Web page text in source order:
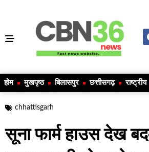
होम मुखपृष्ठ बिलासपुर छत्तीसगढ़ राष्ट्रीय
chhattisgarh
सूना फार्म हाउस देख